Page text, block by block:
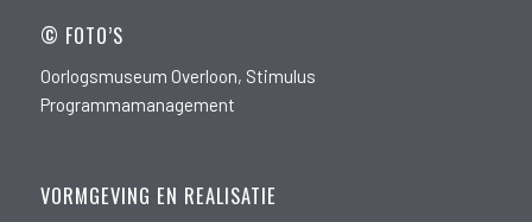
© FOTO’S
Oorlogsmuseum Overloon, Stimulus
Programmamanagement
VORMGEVING EN REALISATIE